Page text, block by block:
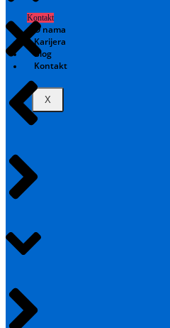
Kontakt
O nama
Karijera
Blog
Kontakt
X